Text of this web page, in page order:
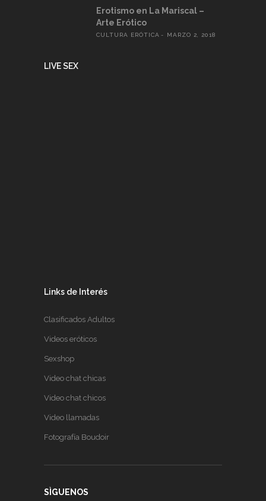
Erotismo en La Mariscal –
Arte Erótico
CULTURA ERÓTICA MARZO 2, 2018
LIVE SEX
Links de Interés
Clasificados Adultos
Videos eróticos
Sexshop
Video chat chicas
Video chat chicos
Video llamadas
Fotografía Boudoir
SÌGUENOS